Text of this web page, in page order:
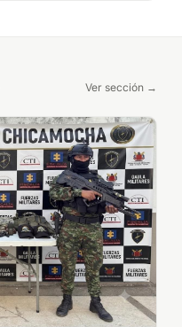
Ver sección →